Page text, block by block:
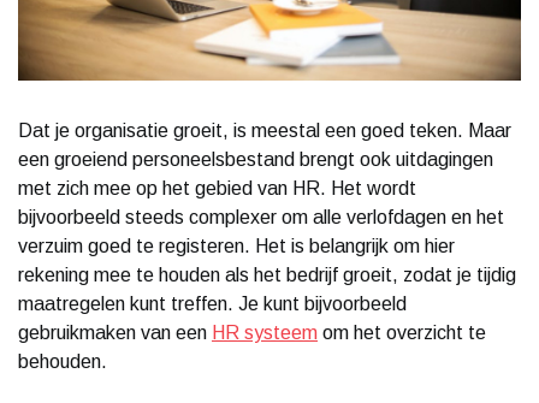
Dat je organisatie groeit, is meestal een goed teken. Maar
een groeiend personeelsbestand brengt ook uitdagingen
met zich mee op het gebied van HR. Het wordt
bijvoorbeeld steeds complexer om alle verlofdagen en het
verzuim goed te registeren. Het is belangrijk om hier
rekening mee te houden als het bedrijf groeit, zodat je tijdig
maatregelen kunt treffen. Je kunt bijvoorbeeld
gebruikmaken van een HR systeem om het overzicht te
behouden.